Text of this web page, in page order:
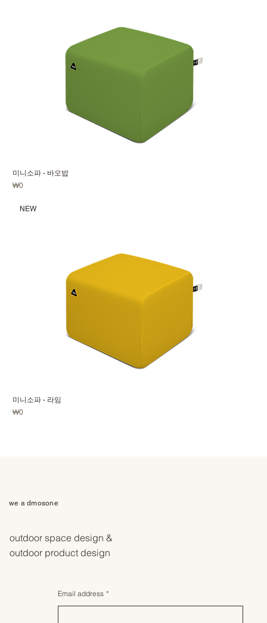
미니소파 - 바오밥
가격
₩0
NEW
미니소파 - 라임
가격
₩0
we a dmosone
outdoor space design &
outdoor product design
Email address *